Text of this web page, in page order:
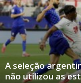
A seleção
não utilizou as